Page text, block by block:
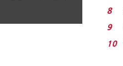
8
9
10